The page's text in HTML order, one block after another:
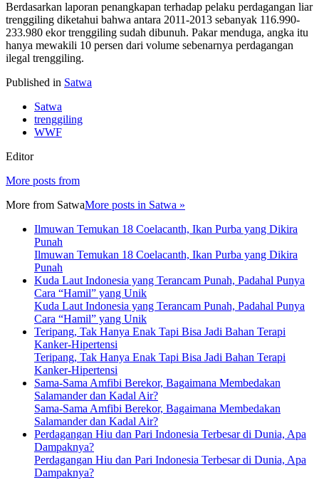
Berdasarkan laporan penangkapan terhadap pelaku perdagangan liar
trenggiling diketahui bahwa antara 2011-2013 sebanyak 116.990-
233.980 ekor trenggiling sudah dibunuh. Pakar menduga, angka itu
hanya mewakili 10 persen dari volume sebenarnya perdagangan
ilegal trenggiling.
Published in Satwa
Satwa
trenggiling
WWF
Editor
More posts from
More from SatwaMore posts in Satwa »
Ilmuwan Temukan 18 Coelacanth, Ikan Purba yang Dikira
Punah
Ilmuwan Temukan 18 Coelacanth, Ikan Purba yang Dikira
Punah
Kuda Laut Indonesia yang Terancam Punah, Padahal Punya
Cara “Hamil” yang Unik
Kuda Laut Indonesia yang Terancam Punah, Padahal Punya
Cara “Hamil” yang Unik
Teripang, Tak Hanya Enak Tapi Bisa Jadi Bahan Terapi
Kanker-Hipertensi
Teripang, Tak Hanya Enak Tapi Bisa Jadi Bahan Terapi
Kanker-Hipertensi
Sama-Sama Amfibi Berekor, Bagaimana Membedakan
Salamander dan Kadal Air?
Sama-Sama Amfibi Berekor, Bagaimana Membedakan
Salamander dan Kadal Air?
Perdagangan Hiu dan Pari Indonesia Terbesar di Dunia, Apa
Dampaknya?
Perdagangan Hiu dan Pari Indonesia Terbesar di Dunia, Apa
Dampaknya?